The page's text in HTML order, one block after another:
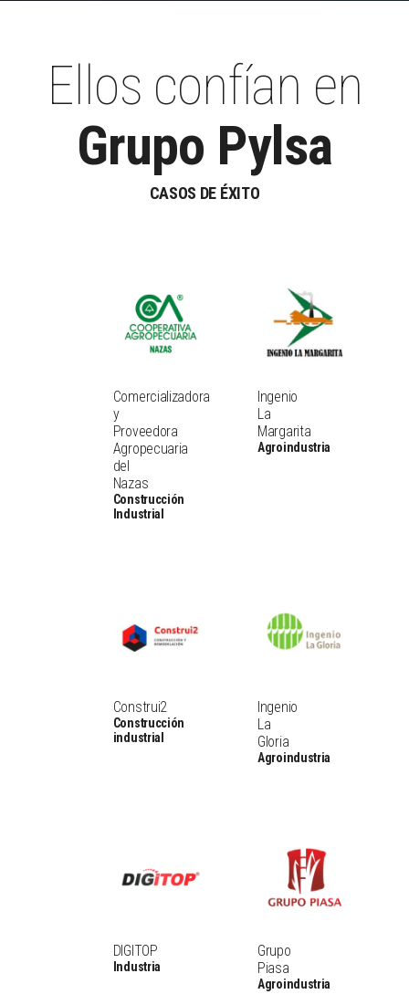
Ellos confían en
Grupo Pylsa
CASOS DE ÉXITO
Comercializadora
y
Proveedora
Agropecuaria
del
Nazas
Construcción
Industrial
Ingenio
La
Margarita
Agroindustria
Construi2
Construcción
industrial
Ingenio
La
Gloria
Agroindustria
DIGITOP
Industria
Grupo
Piasa
Agroindustria